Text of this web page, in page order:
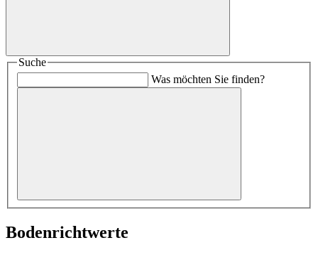
Suche
Was möchten Sie finden?
Bodenrichtwerte